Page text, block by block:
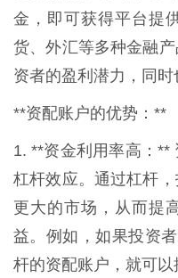
金，即可获得平台提
货、外汇等多种金融
资者的盈利潜力，同时
**资配账户的优势：**
1. **资金利用率高：**
杠杆效应。通过杠杆
更大的市场，从而提
益。例如，如果投资
杆的资配账户，就可以